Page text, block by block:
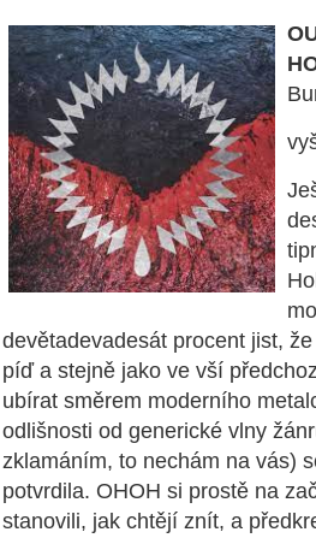
devětadevadesát procent jist,
píď a stejně jako ve vší
ubírat směrem moderního
odlišnosti od generické vlny
zklamáním, to nechám na vás)
potvrdila. OHOH si prostě na
stanovili, jak chtějí znít, a